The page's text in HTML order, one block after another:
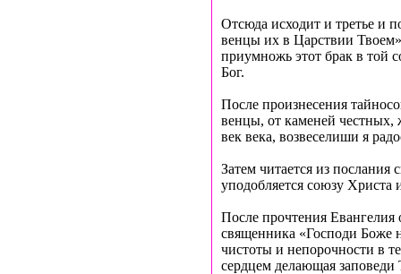
Отсюда исходит и третье и
венцы их в Царствии
приумножь этот брак в той
Бог.
После произнесения
венцы, от каменей честных,
век века, возвеселиши я
Затем читается из
уподобляется союзу
После прочтения
священника «Господи Боже
чистоты и непорочности в
сердцем делающая заповеди